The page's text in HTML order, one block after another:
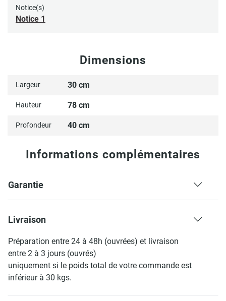
Notice(s)
Notice 1
Dimensions
Largeur 30 cm
Hauteur 78 cm
Profondeur 40 cm
Informations complémentaires
Garantie
Livraison
Préparation entre 24 à 48h (ouvrées) et livraison
entre 2 à 3 jours (ouvrés)
uniquement si le poids total de votre commande est
inférieur à 30 kgs.